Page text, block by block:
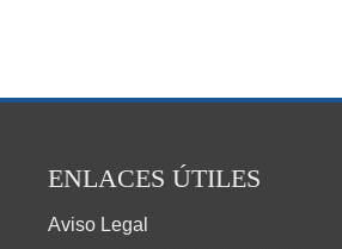
ENLACES ÚTILES
Aviso Legal